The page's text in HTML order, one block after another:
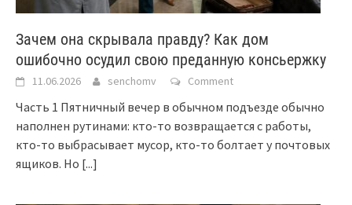
Зачем она скрывала правду? Как дом
ошибочно осудил свою преданную консьержку
11.06.2026 senchomv Comment
Часть 1 Пятничный вечер в обычном подъезде обычно
наполнен рутинами: кто-то возвращается с работы,
кто-то выбрасывает мусор, кто-то болтает у почтовых
ящиков. Но [...]